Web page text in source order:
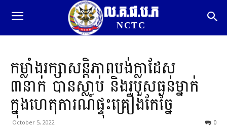
ល.គ.ជ.ប.ភ
NCTC
កម្លាំងរក្សាសន្តិភាពបង់ក្លាដែស
៣នាក់ បានស្លាប់ និងរបួសធ្ងន់ម្នាក់
ក្នុងហេតុការណ៍ផ្ទុះគ្រឿងកែច្នៃ
October 5, 2022 0